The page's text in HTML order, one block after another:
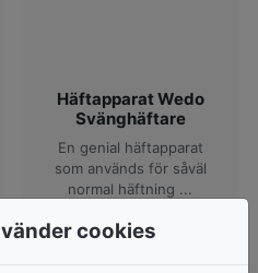
Häftapparat Wedo
Svänghäftare
En genial häftapparat
som används för såväl
normal häftning ...
I lager
139kr
cookies